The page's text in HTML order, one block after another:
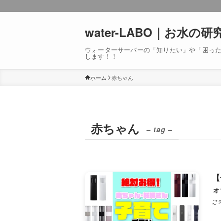
water-LABO｜お水の研
ウォーターサーバーの「知りたい」や「困っ
します！！
ホーム 赤ちゃん
赤ちゃん – tag –